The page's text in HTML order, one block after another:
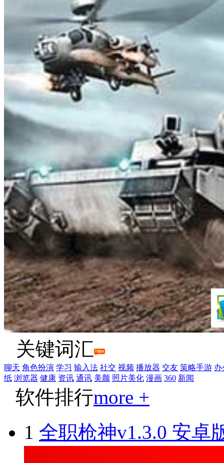
关键词汇
聊天 角色扮演 学习 输入法 社交 视频 播放器 交友 策略手游 办
纸 浏览器 健康 资讯 通讯 美颜 照片美化 漫画 360 新闻
软件排行more +
1 全职枪神v1.3.0 安卓